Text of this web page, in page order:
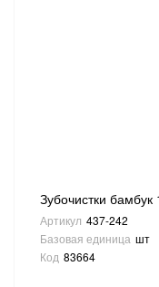
Зубочистки
Артикул 437-242
Базовая единица шт
Код 83664